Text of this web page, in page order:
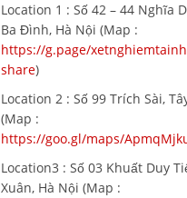
Location 1 : Số 42 – 44 Nghĩa
Ba Đình, Hà Nội (Map :
https://g.page/
share)
Location 2 : Số 99 Trích Sài,
(Map :
https://goo.gl/maps/
Location3 : Số 03 Khuất Duy
Xuân, Hà Nội (Map :